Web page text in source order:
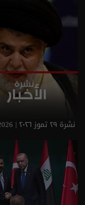
نشرة ٢٩ تموز ٢٠٢٦ | 2026